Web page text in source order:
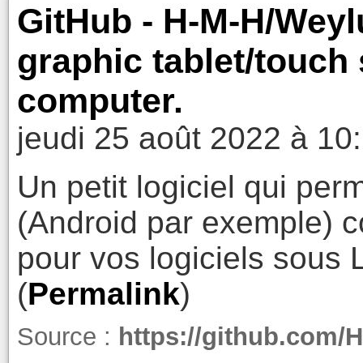
GitHub - H-M-H/
graphic tablet/touch
computer.
jeudi 25 août 2022 à
Un petit logiciel qui
(Android par exemple)
pour vos logiciels sous
(Permalink)
Source : https://github.com/